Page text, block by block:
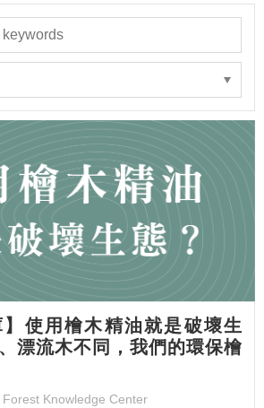
】使用檜木精油就是破壞生
漂流木不同，我們的環保檜
Forest Knowledge Center